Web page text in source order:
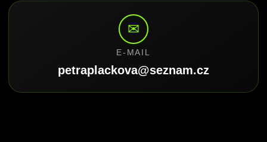
✉
E-MAIL
petraplackova@seznam.cz